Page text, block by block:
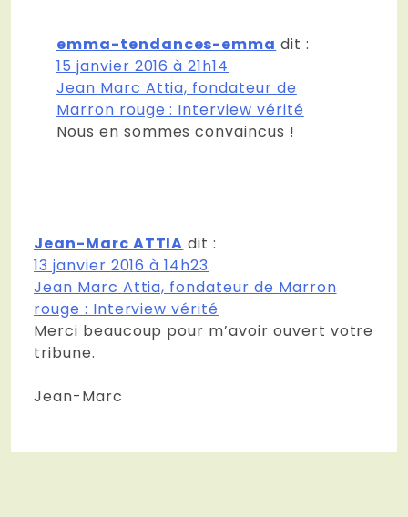
emma-tendances-emma dit :
15 janvier 2016 à 21h14
Jean Marc Attia, fondateur de
Marron rouge : Interview vérité
Nous en sommes convaincus !
Jean-Marc ATTIA dit :
13 janvier 2016 à 14h23
Jean Marc Attia, fondateur de Marron
rouge : Interview vérité
Merci beaucoup pour m’avoir ouvert votre
tribune.
Jean-Marc